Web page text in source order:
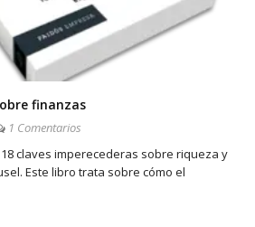
finanzas
1 Comentarios
claves imperecederas sobre riqueza y
Este libro trata sobre cómo el